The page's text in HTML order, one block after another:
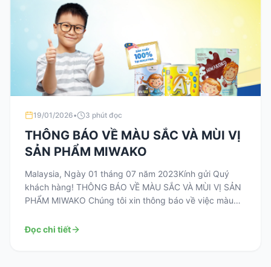
19/01/2026• 3 phút đọc
THÔNG BÁO VỀ MÀU SẮC VÀ MÙI VỊ
SẢN PHẨM MIWAKO
Malaysia, Ngày 01 tháng 07 năm 2023Kính gửi Quý
khách hàng! THÔNG BÁO VỀ MÀU SẮC VÀ MÙI VỊ SẢN
PHẨM MIWAKO Chúng tôi xin thông báo về việc màu
đổi một chút so khi so sánh từng sản phẩm với nhau. Do
Đọc chi tiết